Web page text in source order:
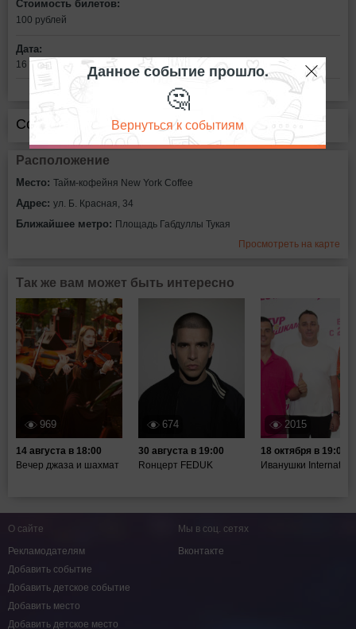
Стоимость билетов:
100 рублей
Дата:
16 марта в 19:00
Сообщить об ошибке
Расположение
Место: Тайм-кофейня New York Coffee
Адрес: ул. Б. Красная, 34
Ближайшее метро: Площадь Габдуллы Тукая
Просмотреть на карте
Так же вам может быть интересно
969
14 августа в 18:00
Вечер джаза и шахмат
674
30 августа в 19:00
Rонцерт FEDUK
2015
18 октября в 19:00
Иванушки
Данное событие прошло.
🤔
Вернуться к событиям
О сайте
Рекламодателям
Добавить событие
Добавить детское событие
Добавить место
Добавить детское место
Мы в соц. сетях
Вконтакте